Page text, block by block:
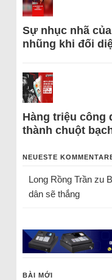
Sự nhục nhã
nhũng khi đối
Hàng triệu công
thành chuột
NEUESTE
Long Rồng Trầnzu
dân sẽ thắng
BÀI MỚI